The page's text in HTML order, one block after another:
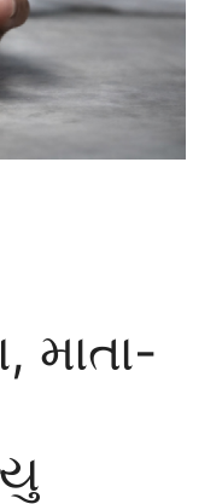
માતા-